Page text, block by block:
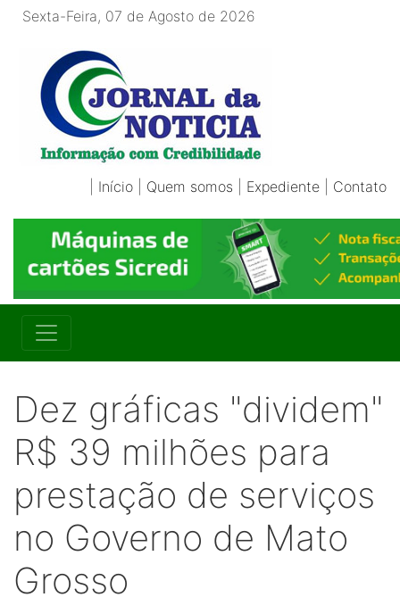
Sexta-Feira, 07 de Agosto de 2026
Início Quem somos Expediente Contato
Dez gráficas "dividem"
R$ 39 milhões para
prestação de serviços
no Governo de Mato
Grosso